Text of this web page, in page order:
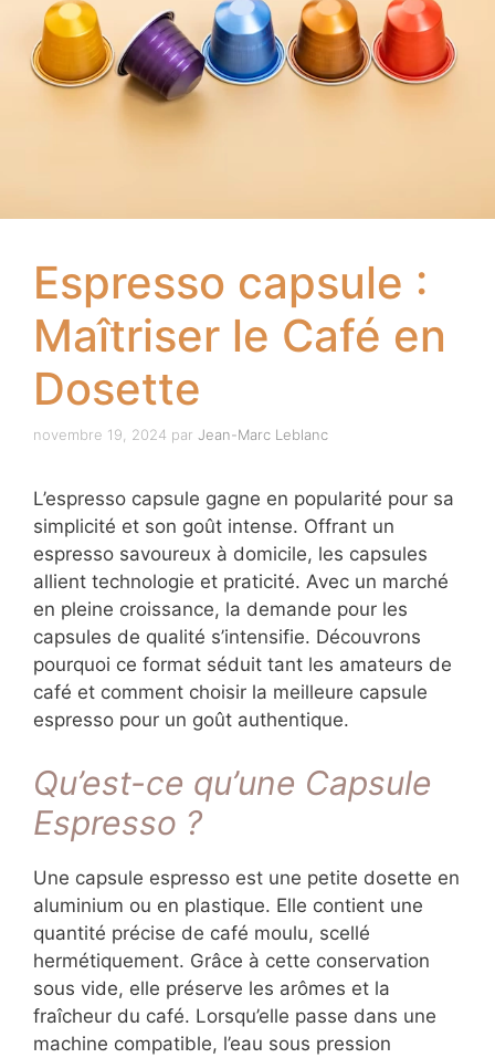
Espresso capsule :
Maîtriser le Café en
Dosette
novembre 19, 2024 par Jean-Marc Leblanc
L’espresso capsule gagne en popularité pour sa
simplicité et son goût intense. Offrant un
espresso savoureux à domicile, les capsules
allient technologie et praticité. Avec un marché
en pleine croissance, la demande pour les
capsules de qualité s’intensifie. Découvrons
pourquoi ce format séduit tant les amateurs de
café et comment choisir la meilleure capsule
espresso pour un goût authentique.
Qu’est-ce qu’une Capsule
Espresso ?
Une capsule espresso est une petite dosette en
aluminium ou en plastique. Elle contient une
quantité précise de café moulu, scellé
hermétiquement. Grâce à cette conservation
sous vide, elle préserve les arômes et la
fraîcheur du café. Lorsqu’elle passe dans une
machine compatible, l’eau sous pression